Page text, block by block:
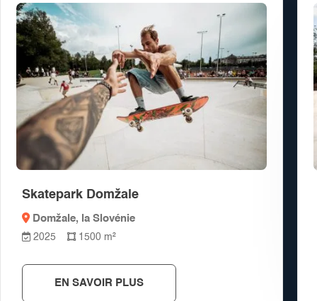
Skatepark Domžale
Domžale, la Slovénie
2025 1500 m²
EN SAVOIR PLUS